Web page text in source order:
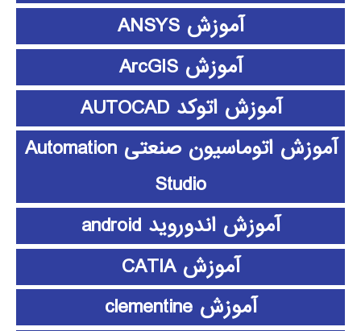
آموزش ANSYS
آموزش ArcGIS
آموزش اتوکد AUTOCAD
آموزش اتوماسیون صنعتی Automation
Studio
آموزش اندوروید android
آموزش CATIA
آموزش clementine